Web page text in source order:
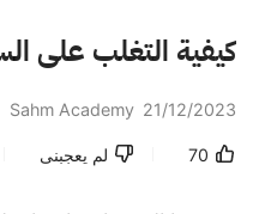
كيفية التغلب على
Sahm Academy 21/12/2023
70 لم يعجبنى